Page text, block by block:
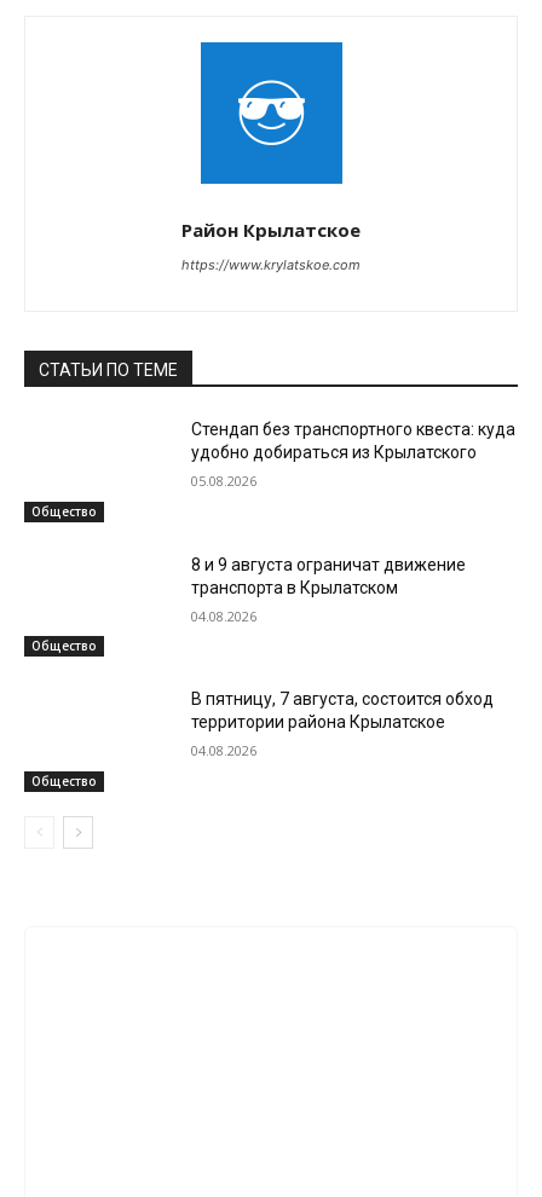
Район Крылатское
https://www.krylatskoe.com
СТАТЬИ ПО ТЕМЕ
Общество
Стендап без транспортного квеста: куда
удобно добираться из Крылатского
05.08.2026
Общество
8 и 9 августа ограничат движение
транспорта в Крылатском
04.08.2026
Общество
В пятницу, 7 августа, состоится обход
территории района Крылатское
04.08.2026